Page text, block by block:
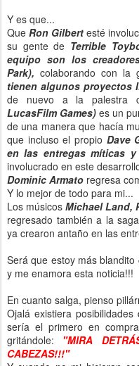
Y es que...
Que Ron Gilbert esté
su gente de Terrible
equipo son los
Park), colaborando con
tienen algunos proyectos
de nuevo a la palestra
LucasFilm Games)es un
de una manera que hacía
que incluso el propio Dave
en las entregas míticas
involucrado en este
Dominic Armato regresa
Y lo mejor de todo para mi...
Los músicosMichael Land,
regresado también a la
ya crearon antaño en las
Será que estoy más
y me enamora esta noticia!!!
En cuanto salga, pienso
Ojalá existiera
sería el primero en
gritándole: "MIRA
CABEZAS!!!"